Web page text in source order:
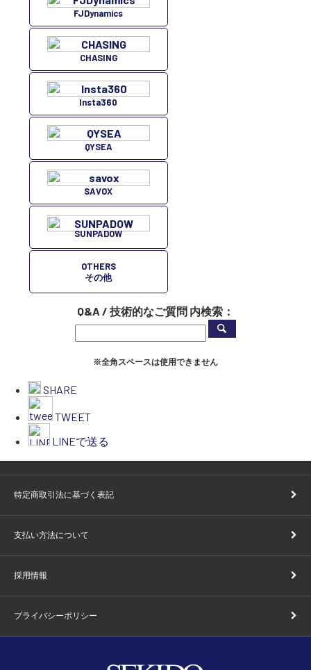
FJDynamics
CHASING
Insta360
QYSEA
SAVOX
SUNPADOW
OTHERS
その他
Q&A / 技術的なご質問 内検索：
※全角スペースは使用できません
SHARE
TWEET
LINEで送る
特定商取引法に基づく表記
支払い方法について
採用情報
プライバシーポリシー